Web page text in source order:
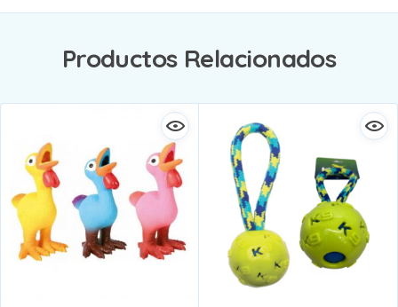
Productos Relacionados